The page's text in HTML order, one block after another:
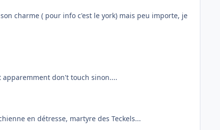
charme ( pour info c'est le york) mais peu importe, je
don't touch sinon....
en détresse, martyre des Teckels...